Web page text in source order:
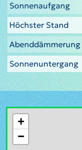
Sonnenaufgang
Höchster Stand
Abenddämmerung
Sonnenuntergang
+
−